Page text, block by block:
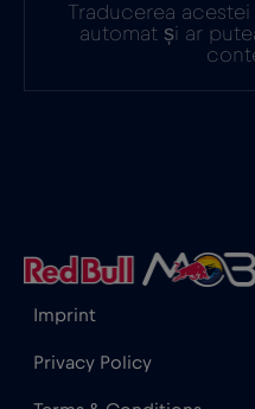
Traducerea
automat și ar
Imprint
Privacy Policy